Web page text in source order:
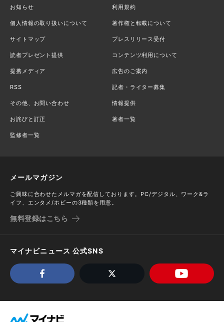
お知らせ 利用規約
個人情報の取り扱いについて 著作権と転載について
サイトマップ プレスリリース受付
読者プレゼント提供 コンテンツ利用について
提携メディア 広告のご案内
RSS 記者・ライター募集
その他、お問い合わせ 情報提供
お詫びと訂正 著者一覧
監修者一覧
メールマガジン
ご興味に合わせたメルマガを配信しております。PC/デジタル、ワーク&ラ
イフ、エンタメ/ホビーの3種類を用意。
無料登録はこちら
マイナビニュース 公式SNS